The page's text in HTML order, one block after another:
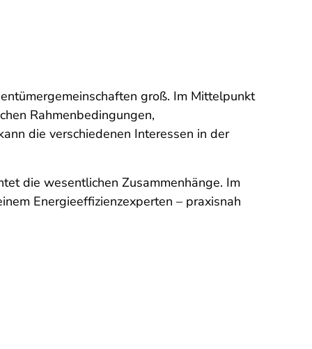
groß. Im Mittelpunkt
Rahmenbedingungen,
die verschiedenen Interessen in der
die wesentlichen Zusammenhänge. Im
Energieeffizienzexperten – praxisnah